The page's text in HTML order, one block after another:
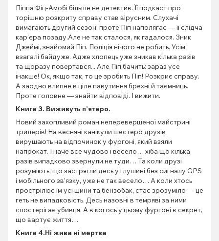
Піппа Фіц-Амобі більше не детектив. Її подкаст про
торішню розкриту справу став вірусним. Слухачі
вимагають другий сезон, проте Піп наполягає — її слідча
кар'єра позаду.Але не так сталося, як гадалося. Зник
Джеймі, знайомий Піп. Поліція нічого не робить. Усім
взагалі байдуже. Адже хлопець уже зникав кілька разів
та щоразу повертався... Але Піп бачить: зараз усе
інакше! Ок, якщо так, то це зробить Піп! Розкриє справу.
А заодно влипне в ціле павутиння брехні й таємниць.
Проте головне — знайти відповіді. І вижити.
Книга 3. Виживуть п’ятеро.
Новий захопливий роман неперевершеної майстрині
трилерів! На весняні канікули шестеро друзів
вирушають на відпочинок у фургоні, який взяли
напрокат. І наче все чудово і весело… хіба що кілька
разів випадково звернули не туди… Та коли друзі
розуміють, що застрягли десь у глушині без сигналу GPS
і мобільного зв’язку, уже не так весело… А коли хтось
прострілює їм усі шини та бензобак, стає зрозуміло — це
геть не випадковість. Десь назовні в темряві за ними
спостерігає убивця. А в когось у цьому фургоні є секрет,
що вартує життя…
Книга 4.Ні жива ні мертва